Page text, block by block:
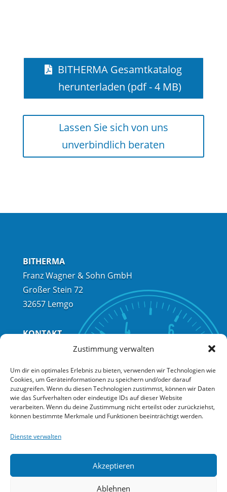
Zustimmung verwalten
Um dir ein optimales Erlebnis zu bieten, verwenden wir Technologien wie
Cookies, um Geräteinformationen zu speichern und/oder darauf
zuzugreifen. Wenn du diesen Technologien zustimmst, können wir Daten
wie das Surfverhalten oder eindeutige IDs auf dieser Website
verarbeiten. Wenn du deine Zustimmung nicht erteilst oder zurückziehst,
können bestimmte Merkmale und Funktionen beeinträchtigt werden.
Dienste verwalten
Akzeptieren
Ablehnen
BITHERMA Gesamtkatalog
herunterladen (pdf - 4 MB)
Lassen Sie sich von uns
unverbindlich beraten
BITHERMA
Franz Wagner & Sohn GmbH
Großer Stein 72
32657 Lemgo
KONTAKT
+49 (0) 5261 / 68004
E-Mail:info@bitherma.de
Kontakt
Impressum
Datenschutz